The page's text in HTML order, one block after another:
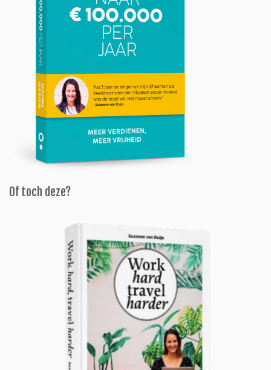
Of toch deze?